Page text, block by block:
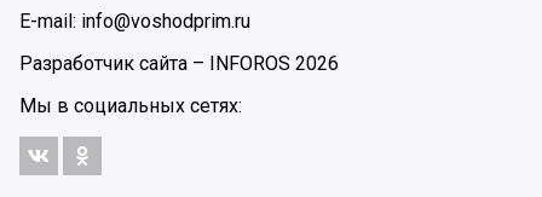
E-mail: info@voshodprim.ru
Разработчик сайта – INFOROS 2026
Мы в социальных сетях: